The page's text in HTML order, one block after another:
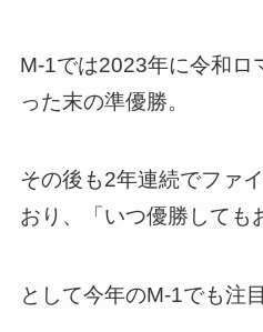
M-1では2023年に令和ロ
った末の準優勝。
その後も2年連続でファ
おり、「いつ優勝しても
として今年のM-1でも注